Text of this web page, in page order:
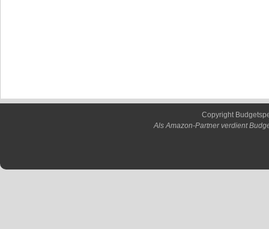
Copyright
Als Amazon-Partner verdient